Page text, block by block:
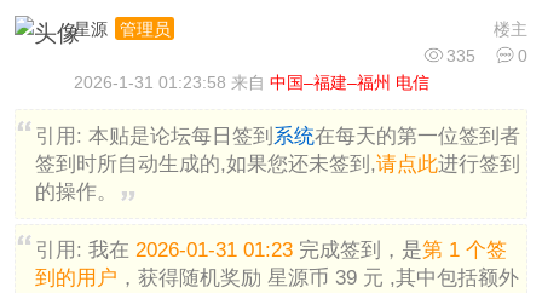
楼主
星源
管理员
335
0
2026-1-31 01:23:58 来自 中国–福建–福州 电信
引用: 本贴是论坛每日签到 系统在每天的第一位签到者
签到时所自动生成的,如果您还未签到,请点此进行签到
的操作。
引用: 我在 2026-01-31 01:23完成签到，是第 1 个签
到的用户 ，获得随机奖励 星源币 39 元 ,其中包括额外